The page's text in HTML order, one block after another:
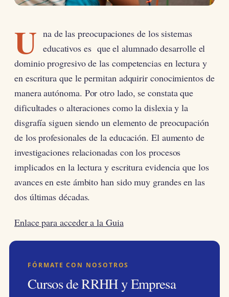
U na de las preocupaciones de los sistemas
educativos es que el alumnado desarrolle el
dominio progresivo de las competencias en lectura y
en escritura que le permitan adquirir conocimientos de
manera autónoma. Por otro lado, se constata que
dificultades o alteraciones como la dislexia y la
disgrafía siguen siendo un elemento de preocupación
de los profesionales de la educación. El aumento de
investigaciones relacionadas con los procesos
implicados en la lectura y escritura evidencia que los
avances en este ámbito han sido muy grandes en las
dos últimas décadas.
Enlace para acceder a la Guia
FÓRMATE CON NOSOTROS
Cursos de RRHH y Empresa